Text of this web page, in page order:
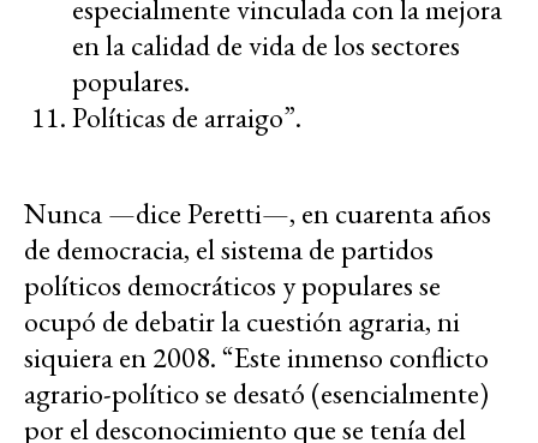
especialmente vinculada con la mejora
en la calidad de vida de los sectores
populares.
Políticas de arraigo”.
Nunca —dice Peretti—, en cuarenta años
de democracia, el sistema de partidos
políticos democráticos y populares se
ocupó de debatir la cuestión agraria, ni
siquiera en 2008. “Este inmenso conflicto
agrario-político se desató (esencialmente)
por el desconocimiento que se tenía del